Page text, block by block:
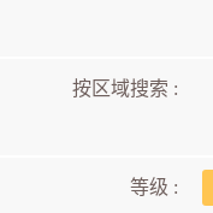
按区域搜索 :
等级 :